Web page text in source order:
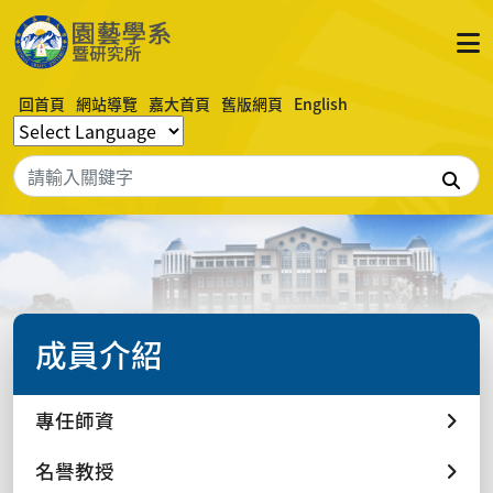
回首頁 網站導覽 嘉大首頁 舊版網頁 English
搜尋
成員介紹
專任師資
名譽教授